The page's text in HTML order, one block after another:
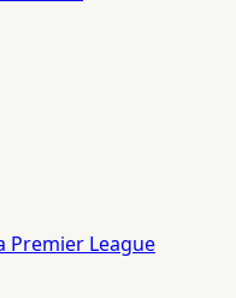
Premier League